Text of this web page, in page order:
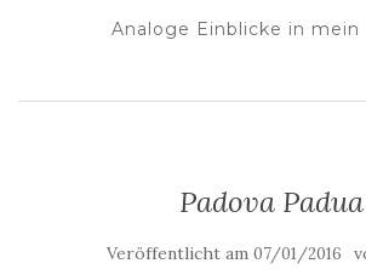
Analoge Einblicke in mein
Padova Padua
Veröffentlicht am 07/01/2016